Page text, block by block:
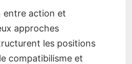
entre action et
approches
les positions
compatibilisme et